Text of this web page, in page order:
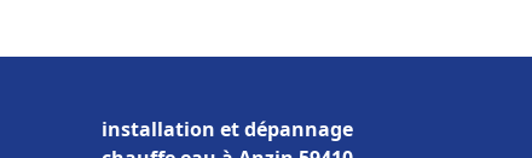
installation et dépannage